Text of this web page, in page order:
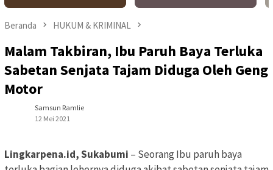
Beranda HUKUM & KRIMINAL
Malam Takbiran, Ibu Paruh Baya Terluka
Sabetan Senjata Tajam Diduga Oleh Geng
Motor
Samsun Ramlie
12 Mei 2021
Lingkarpena.id, Sukabumi – Seorang Ibu paruh baya